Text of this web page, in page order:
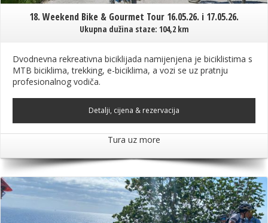
18. Weekend Bike & Gourmet Tour 16.05.26. i 17.05.26.
Ukupna dužina staze: 104,2 km
Dvodnevna rekreativna biciklijada namijenjena je biciklistima s
MTB biciklima, trekking, e-biciklima, a vozi se uz pratnju
profesionalnog vodiča.
Detalji, cijena & rezervacija
Tura uz more